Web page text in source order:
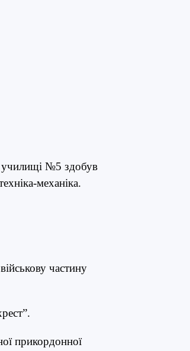
училищі №5 здобув
механіка.
частину
прикордонної